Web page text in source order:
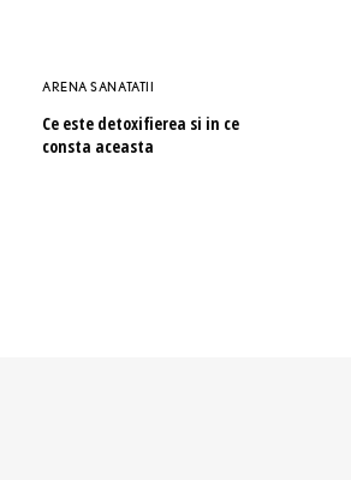
ARENA SANATATII
Ce este detoxifierea si in ce
consta aceasta